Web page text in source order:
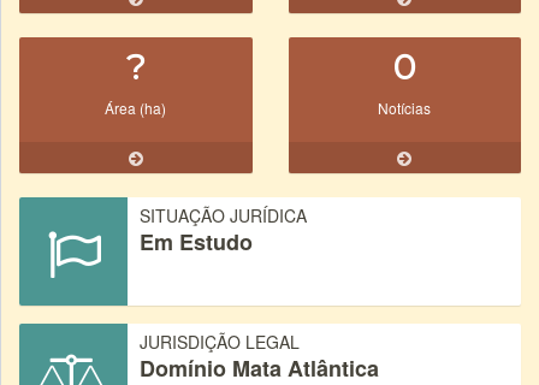
?
Área (ha)
0
Notícias
SITUAÇÃO JURÍDICA
Em Estudo
JURISDIÇÃO LEGAL
Domínio Mata Atlântica